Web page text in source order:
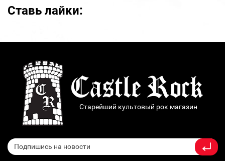
Ставь лайки:
Старейший культовый рок магазин